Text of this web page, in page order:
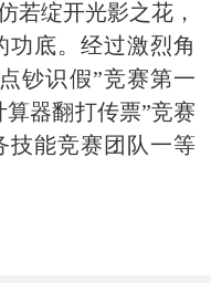
若绽开光影之花，
底。经过激烈角
钞识假”竞赛第一
器翻打传票”竞赛
技能竞赛团队一等